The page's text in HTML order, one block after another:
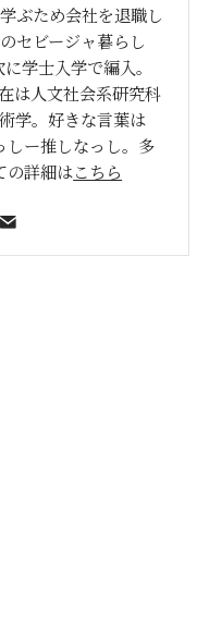
ぶため会社を退職し
セビージャ暮らし
学士入学で編入。
は人文社会系研究科
学。好きな言葉は
しー推しなっし。多
の詳細はこちら